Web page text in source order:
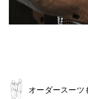
オーダースーツ